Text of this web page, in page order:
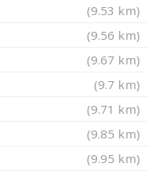
(9.53 km)
(9.56 km)
(9.67 km)
(9.7 km)
(9.71 km)
(9.85 km)
(9.95 km)